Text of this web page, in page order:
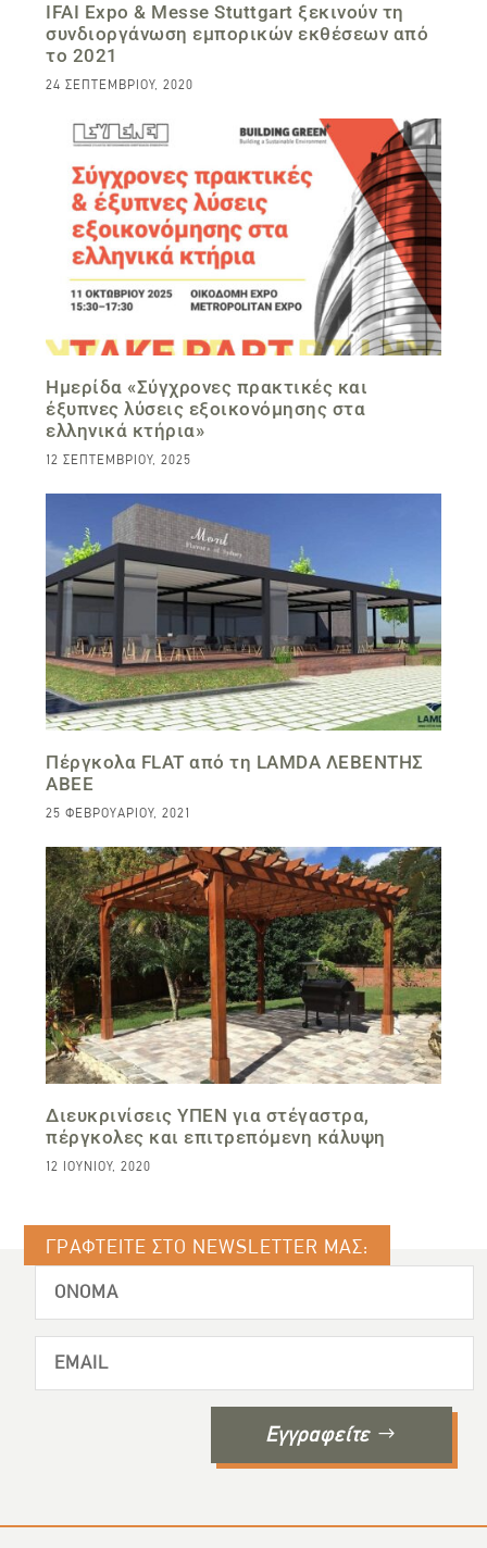
IFAI Expo & Messe Stuttgart ξεκινούν τη
συνδιοργάνωση εμπορικών εκθέσεων από
το 2021
24 ΣΕΠΤΕΜΒΡΊΟΥ, 2020
Ημερίδα «Σύγχρονες πρακτικές και
έξυπνες λύσεις εξοικονόμησης στα
ελληνικά κτήρια»
12 ΣΕΠΤΕΜΒΡΊΟΥ, 2025
Πέργκολα FLAT από τη LAMDA ΛΕΒΕΝΤΗΣ
ΑΒΕΕ
25 ΦΕΒΡΟΥΑΡΊΟΥ, 2021
Διευκρινίσεις ΥΠΕΝ για στέγαστρα,
πέργκολες και επιτρεπόμενη κάλυψη
12 ΙΟΥΝΊΟΥ, 2020
ΓΡΑΦΤΕΙΤΕ ΣΤΟ NEWSLETTER ΜΑΣ:
Εγγραφείτε